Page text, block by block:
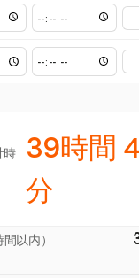
時
39時間
分
以内）